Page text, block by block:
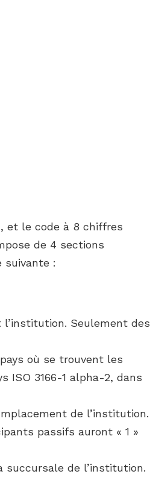
et le code à 8 chiffres
de 4 sections
suivante :
l’institution. Seulement des
où se trouvent les
ISO 3166-1 alpha-2, dans
de l’institution.
passifs auront « 1 »
succursale de l’institution.